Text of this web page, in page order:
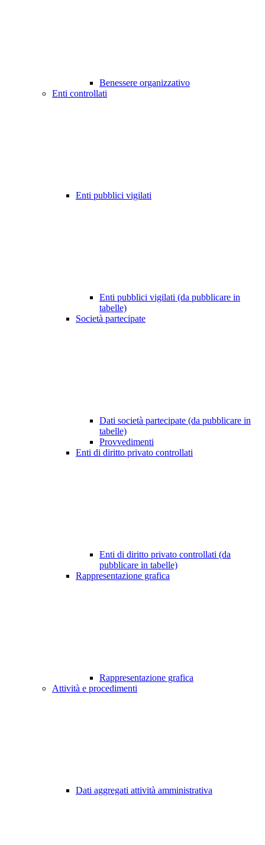
Benessere organizzativo
Enti controllati
Enti pubblici vigilati
Enti pubblici vigilati (da pubblicare in
tabelle)
Società partecipate
Dati società partecipate (da pubblicare in
tabelle)
Provvedimenti
Enti di diritto privato controllati
Enti di diritto privato controllati (da
pubblicare in tabelle)
Rappresentazione grafica
Rappresentazione grafica
Attività e procedimenti
Dati aggregati attività amministrativa